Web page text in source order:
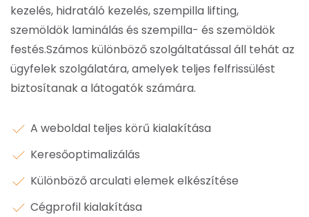
kezelés, hidratáló kezelés, szempilla lifting,
szemöldök laminálás és szempilla- és szemöldök
festés.Számos különböző szolgáltatással áll tehát az
ügyfelek szolgálatára, amelyek teljes felfrissülést
biztosítanak a látogatók számára.
A weboldal teljes körű kialakítása
Keresőoptimalizálás
Különböző arculati elemek elkészítése
Cégprofil kialakítása